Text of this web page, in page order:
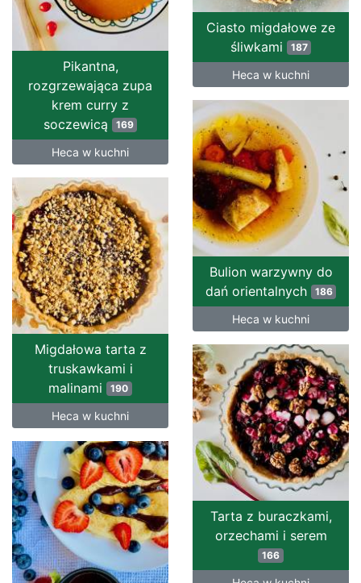
Ciasto migdałowe ze
śliwkami
187
Heca w kuchni
Pikantna,
rozgrzewająca zupa
krem curry z
soczewicą
169
Heca w kuchni
Bulion warzywny do
dań orientalnych
186
Heca w kuchni
Migdałowa tarta z
truskawkami i
malinami 190
Heca w kuchni
Tarta z buraczkami,
orzechami i serem
166